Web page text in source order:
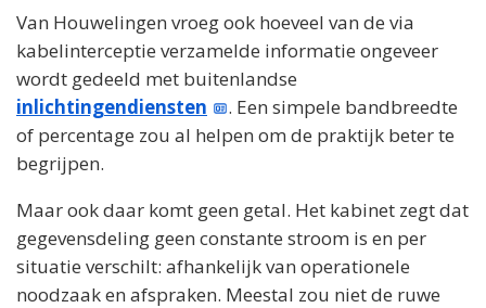
Van Houwelingen vroeg ook hoeveel van de via
kabelinterceptie verzamelde informatie ongeveer
wordt gedeeld met buitenlandse
inlichtingendiensten
. Een simpele bandbreedte
of percentage zou al helpen om de praktijk beter te
begrijpen.
Maar ook daar komt geen getal. Het kabinet zegt dat
gegevensdeling geen constante stroom is en per
situatie verschilt: afhankelijk van operationele
noodzaak en afspraken. Meestal zou niet de ruwe